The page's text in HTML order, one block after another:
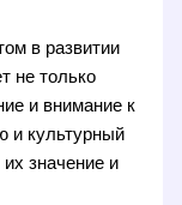
в развитии
не только
и внимание к
и культурный
значение и